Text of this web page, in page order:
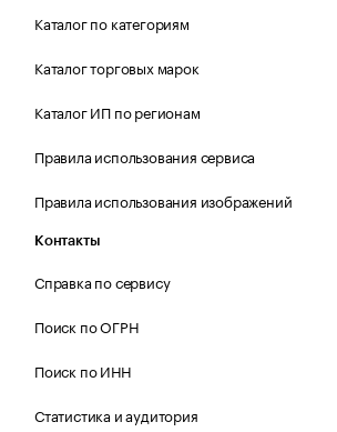
Каталог по категориям
Каталог торговых марок
Каталог ИП по регионам
Правила использования сервиса
Правила использования изображений
Контакты
Справка по сервису
Поиск по ОГРН
Поиск по ИНН
Статистика и аудитория